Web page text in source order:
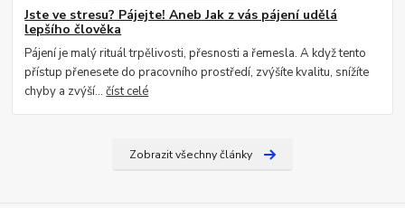
Jste ve stresu? Pájejte! Aneb Jak z vás pájení udělá
lepšího člověka
Pájení je malý rituál trpělivosti, přesnosti a řemesla. A když tento
přístup přenesete do pracovního prostředí, zvýšíte kvalitu, snížíte
chyby a zvýší...číst celé
Zobrazit všechny články